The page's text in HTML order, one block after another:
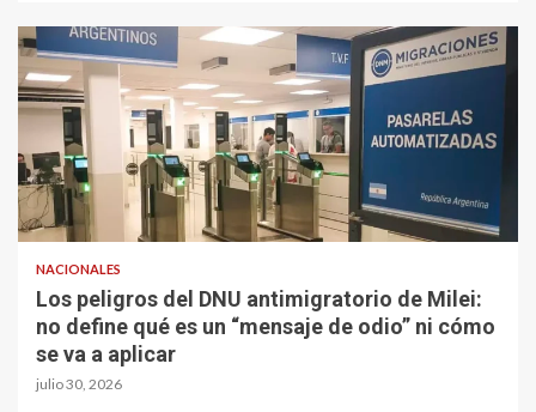
NACIONALES
Los peligros del DNU antimigratorio de Milei:
no define qué es un “mensaje de odio” ni cómo
se va a aplicar
julio 30, 2026